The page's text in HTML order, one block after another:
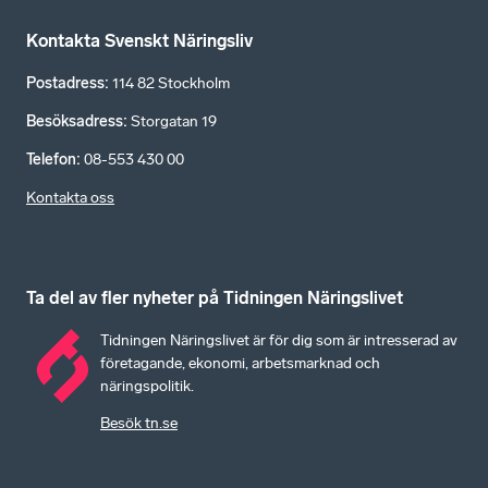
Kontakta Svenskt Näringsliv
Postadress: 114 82 Stockholm
Besöksadress: Storgatan 19
Telefon: 08-553 430 00
Kontakta oss
Ta del av fler nyheter på Tidningen Näringslivet
Tidningen Näringslivet är för dig som är intresserad av
företagande, ekonomi, arbetsmarknad och
näringspolitik.
Besök tn.se